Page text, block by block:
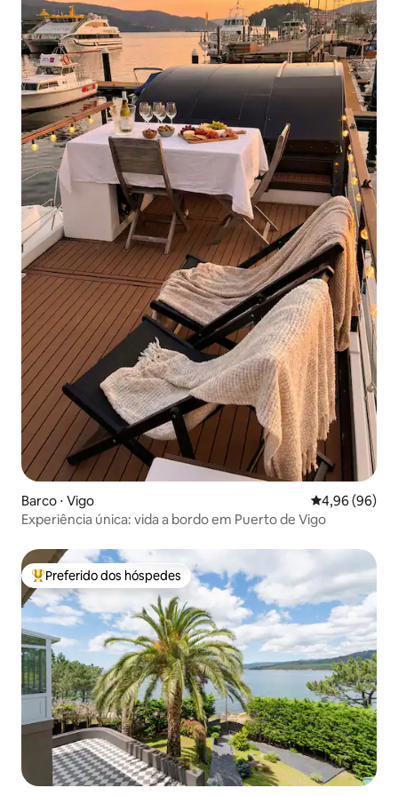
Barco ⋅ Vigo 4,96 de uma
4,96 (96)
Experiência única: vida a bordo em Puerto de Vigo
Entre os melhores preferidos dos hóspedes
Preferido dos hóspedes